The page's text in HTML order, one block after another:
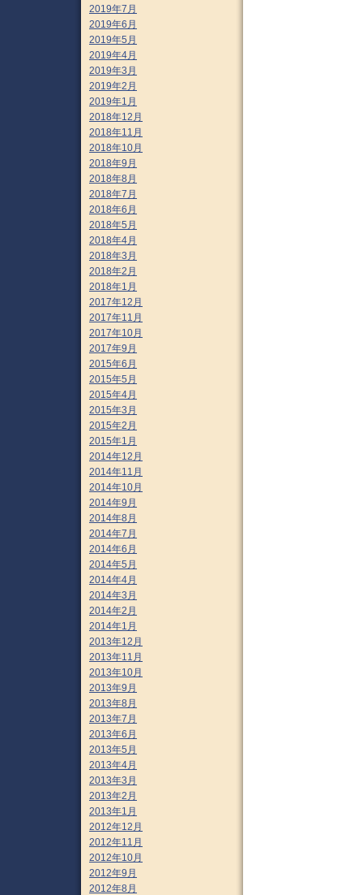
2019年7月
2019年6月
2019年5月
2019年4月
2019年3月
2019年2月
2019年1月
2018年12月
2018年11月
2018年10月
2018年9月
2018年8月
2018年7月
2018年6月
2018年5月
2018年4月
2018年3月
2018年2月
2018年1月
2017年12月
2017年11月
2017年10月
2017年9月
2015年6月
2015年5月
2015年4月
2015年3月
2015年2月
2015年1月
2014年12月
2014年11月
2014年10月
2014年9月
2014年8月
2014年7月
2014年6月
2014年5月
2014年4月
2014年3月
2014年2月
2014年1月
2013年12月
2013年11月
2013年10月
2013年9月
2013年8月
2013年7月
2013年6月
2013年5月
2013年4月
2013年3月
2013年2月
2013年1月
2012年12月
2012年11月
2012年10月
2012年9月
2012年8月